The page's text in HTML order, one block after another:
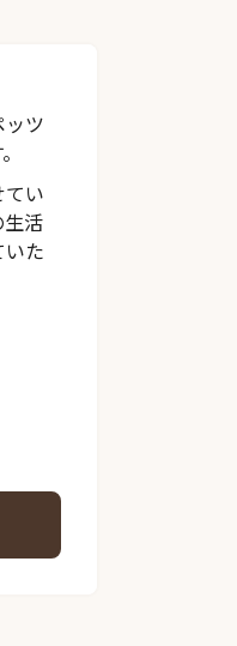
ツ
い
活
た